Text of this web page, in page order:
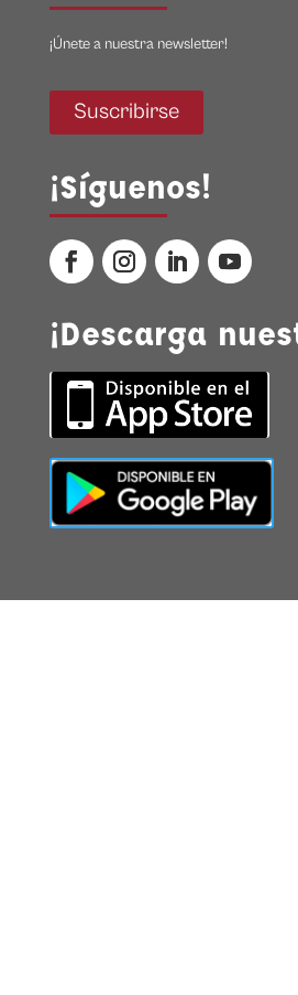
¡Únete a nuestra newsletter!
Suscribirse
¡Síguenos!
¡Descarga